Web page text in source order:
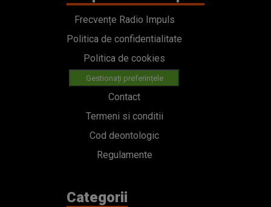
Frecvențe Radio Impuls
Politica de confidentialitate
Politica de cookies
Gestionați preferințele
Contact
Termeni si conditii
Cod deontologic
Regulamente
Categorii